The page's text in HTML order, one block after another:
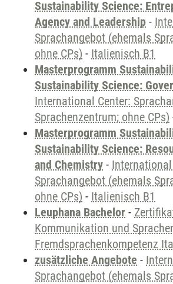
Sustainability Science:
Agency and Leadership -
Sprachangebot (ehemals
ohne CPs) - Italienisch B1
Masterprogramm
Sustainability Science:
International Center:
Sprachenzentrum; ohne CPs)
Masterprogramm
Sustainability Science:
and Chemistry -
Sprachangebot (ehemals
ohne CPs) - Italienisch B1
Leuphana Bachelor -
Kommunikation und
Fremdsprachenkompetenz
zusätzliche Angebote -
Sprachangebot (ehemals